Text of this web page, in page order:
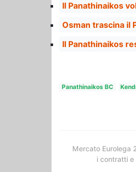
Il Panathinaikos
Osman trascina il
Il Panathinaikos
Panathinaikos BC
Mercato Eurolega
i contratti e